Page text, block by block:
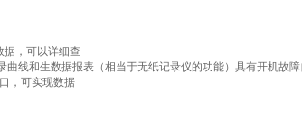
据，可以详细查
线和生数据报表（相当于无纸记录仪的功能）具有开机故障
，可实现数据